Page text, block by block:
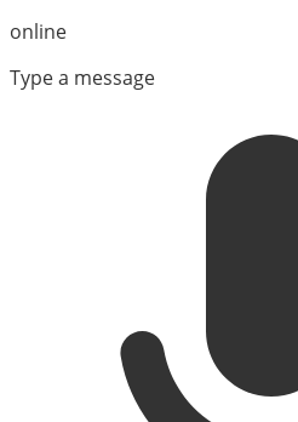
online
Type a message